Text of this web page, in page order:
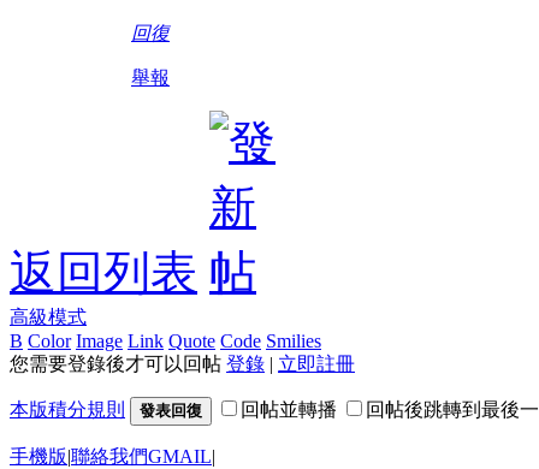
回復
舉報
返回列表
高級模式
B Color Image Link Quote Code Smilies
您需要登錄後才可以回帖 登錄 | 立即註冊
本版積分規則 發表回復 回帖並轉播 回帖後跳轉到最後
手機版|聯絡我們GMAIL|